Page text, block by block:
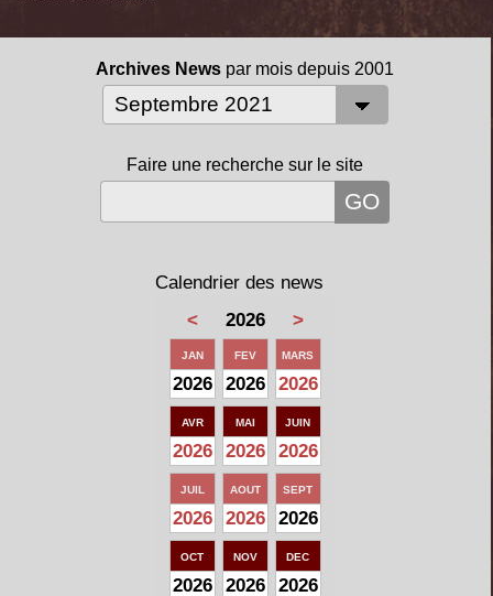
Archives News par mois depuis 2001
Faire une recherche sur le site
Calendrier des news
<
2026 >
JAN
2026
FEV
2026
MARS
2026
AVR
2026
MAI
2026
JUIN
2026
JUIL
2026
AOUT
2026
SEPT
2026
OCT
2026
NOV
2026
DEC
2026